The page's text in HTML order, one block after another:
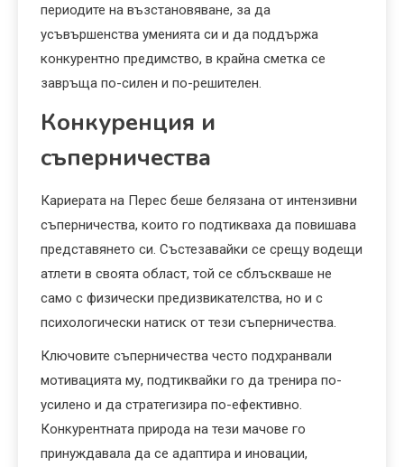
периодите на възстановяване, за да
усъвършенства уменията си и да поддържа
конкурентно предимство, в крайна сметка се
завръща по-силен и по-решителен.
Конкуренция и
съперничества
Кариерата на Перес беше белязана от интензивни
съперничества, които го подтикваха да повишава
представянето си. Състезавайки се срещу водещи
атлети в своята област, той се сблъскваше не
само с физически предизвикателства, но и с
психологически натиск от тези съперничества.
Ключовите съперничества често подхранвали
мотивацията му, подтиквайки го да тренира по-
усилено и да стратегизира по-ефективно.
Конкурентната природа на тези мачове го
принуждавала да се адаптира и иновации,